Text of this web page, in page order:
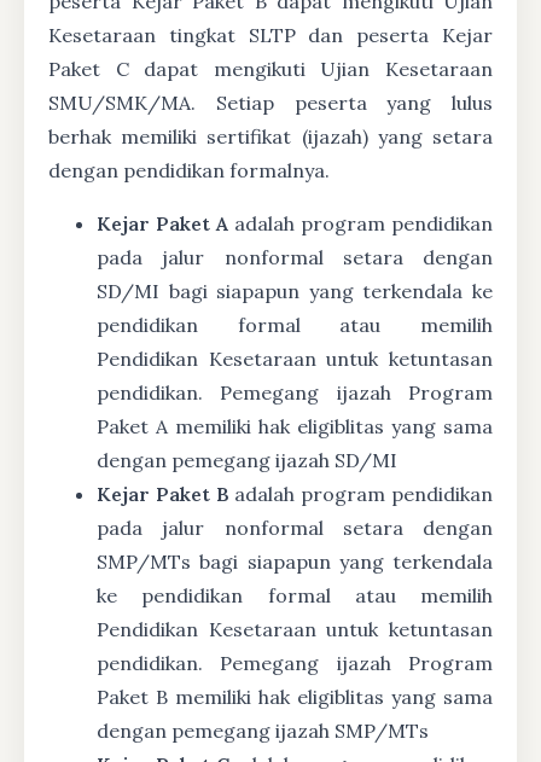
Kesetaraan tingkat SLTP dan peserta Kejar
Paket C dapat mengikuti Ujian Kesetaraan
SMU/SMK/MA. Setiap peserta yang lulus
berhak memiliki sertifikat (ijazah) yang setara
dengan pendidikan formalnya.
Kejar Paket A adalah program pendidikan
pada jalur nonformal setara dengan
SD/MI bagi siapapun yang terkendala ke
pendidikan formal atau memilih
Pendidikan Kesetaraan untuk ketuntasan
pendidikan. Pemegang ijazah Program
Paket A memiliki hak eligiblitas yang sama
dengan pemegang ijazah SD/MI
Kejar Paket B adalah program pendidikan
pada jalur nonformal setara dengan
SMP/MTs bagi siapapun yang terkendala
ke pendidikan formal atau memilih
Pendidikan Kesetaraan untuk ketuntasan
pendidikan. Pemegang ijazah Program
Paket B memiliki hak eligiblitas yang sama
dengan pemegang ijazah SMP/MTs